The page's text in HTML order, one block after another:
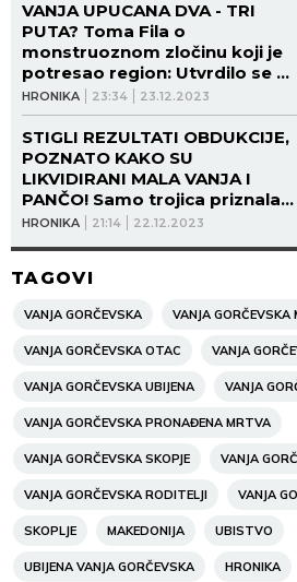
HRONIKA 23:34 23.12.2023
VANJA UPUCANA DVA - TRI
PUTA? Toma Fila o
monstruoznom zločinu koji je
potresao region: Utvrdilo se da
majka nije imala novac!
HRONIKA 21:14 22.12.2023
STIGLI REZULTATI OBDUKCIJE,
POZNATO KAKO SU
LIKVIDIRANI MALA VANJA I
PANČO! Samo trojica priznala
zločin!
TAGOVI
VANJA GORČEVSKA VANJA GORČEVSKA
VANJA GORČEVSKA OTAC VANJA
VANJA GORČEVSKA UBIJENA VANJA
VANJA GORČEVSKA PRONAĐENA MRTVA
VANJA GORČEVSKA SKOPJE VANJA
VANJA GORČEVSKA RODITELJI VANJA
SKOPLJE MAKEDONIJA UBISTVO
UBIJENA VANJA GORČEVSKA HRONIKA